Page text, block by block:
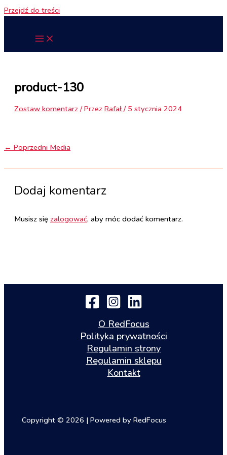
Przejdź do treści
product-130
Zostaw komentarz / Przez Rafał/ 5 stycznia 2024
← Poprzedni Media
Dodaj komentarz
Musisz się zalogować, aby móc dodać komentarz.
O RedFocus
Polityka prywatności
Regulamin strony
Regulamin sklepu
Kontakt
Copyright © 2026 | Powered by RedFocus